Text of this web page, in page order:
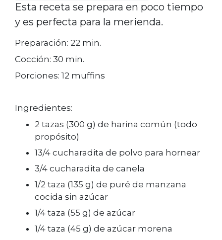
Esta receta se prepara en poco tiempo
y es perfecta para la merienda.
Preparación: 22 min.
Cocción: 30 min.
Porciones: 12 muffins
Ingredientes:
2 tazas (300 g) de harina común (todo
propósito)
13/4 cucharadita de polvo para hornear
3/4 cucharadita de canela
1/2 taza (135 g) de puré de manzana
cocida sin azúcar
1/4 taza (55 g) de azúcar
1/4 taza (45 g) de azúcar morena